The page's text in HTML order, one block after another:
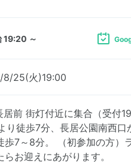
19:20 ～
25(火)19:00
前 街灯付近に集合（受付
り徒歩7分、長居公園南西口
歩7～8分。 （初参加の方）
お迎えにあがります。